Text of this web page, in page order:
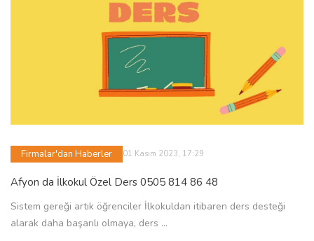
Firmalar'dan Haberler 01 Kasım 2023, 17:29
Afyon da İlkokul Özel Ders 0505 814 86 48
Sistem gereği artık öğrenciler İlkokuldan itibaren ders desteği
alarak daha başarılı olmaya, ders ...